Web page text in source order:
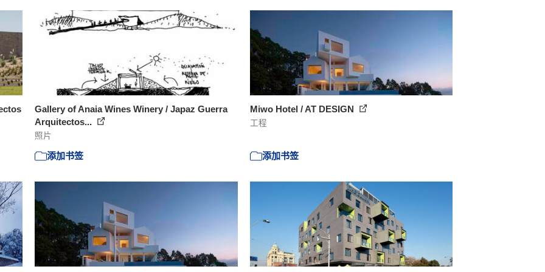
Gallery of Anaia Wines Winery / Japaz Guerra
Arquitectos...
照片
添加书签
Miwo Hotel / AT DESIGN
工程
添加书签